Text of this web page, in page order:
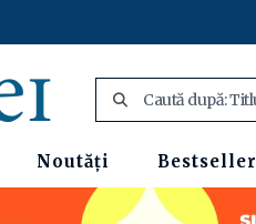
Noutăți Bestseller